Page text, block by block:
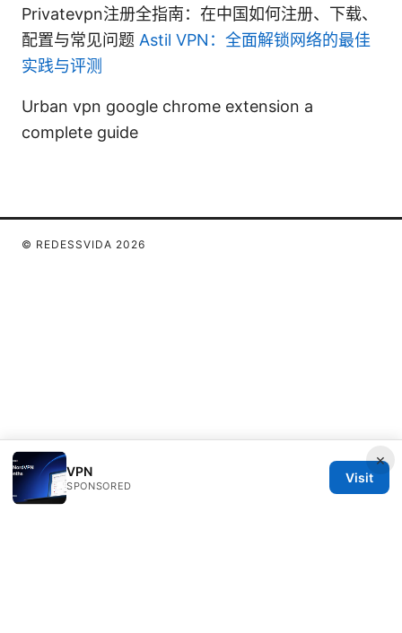
Privatevpn注册全指南：在中国如何注册、下载、
配置与常见问题 Astil VPN：全面解锁网络的最佳
实践与评测
Urban vpn google chrome extension a
complete guide
×
VPN
SPONSORED
Visit
© REDESSVIDA 2026